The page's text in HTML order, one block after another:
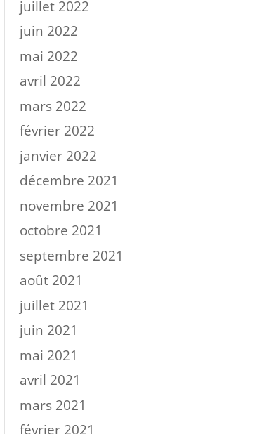
juillet 2022
juin 2022
mai 2022
avril 2022
mars 2022
février 2022
janvier 2022
décembre 2021
novembre 2021
octobre 2021
septembre 2021
août 2021
juillet 2021
juin 2021
mai 2021
avril 2021
mars 2021
février 2021